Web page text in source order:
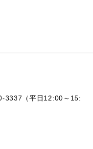
3337（平日12:00～15: